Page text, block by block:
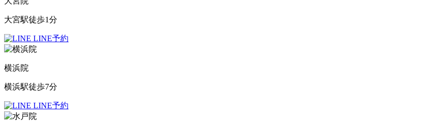
大宮駅徒歩1分
LINE予約
横浜院
横浜駅徒歩7分
LINE予約